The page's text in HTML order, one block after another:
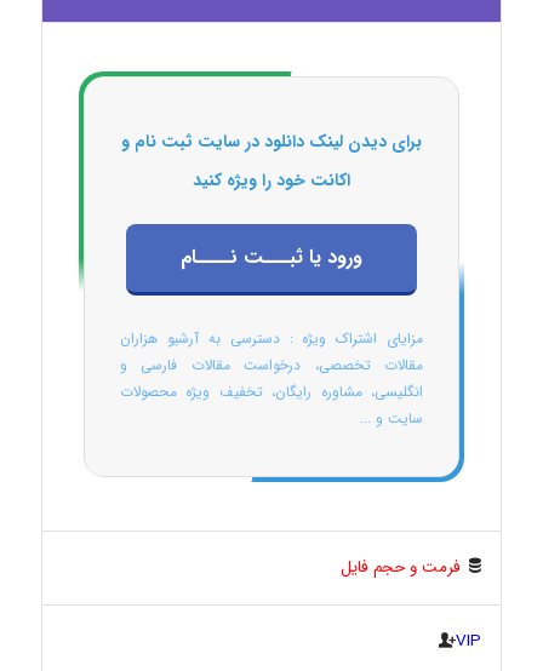
برای دیدن لینک دانلود در سایت ثبت نام و
اکانت خود را ویژه کنید
ورود یا ثبـــت نــــام
مزایای اشتراک ویژه : دسترسی به آرشیو هزاران
مقالات تخصصی، درخواست مقالات فارسی و
انگلیسی، مشاوره رایگان، تخفیف ویژه محصولات
سایت و ...
فرمت و حجم فایل
VIP